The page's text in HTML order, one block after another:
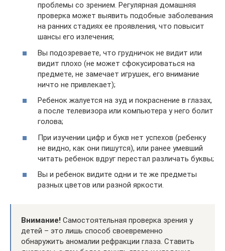
проблемы со зрением. Регулярная домашняя
проверка может выявить подобные заболевания
на ранних стадиях ее проявления, что повысит
шансы его излечения;
Вы подозреваете, что грудничок не видит или
видит плохо (не может сфокусироваться на
предмете, не замечает игрушек, его внимание
ничто не привлекает);
Ребенок жалуется на зуд и покраснение в глазах,
а после телевизора или компьютера у него болит
голова;
При изучении цифр и букв нет успехов (ребенку
не видно, как они пишутся), или ранее умевший
читать ребенок вдруг перестал различать буквы;
Вы и ребенок видите одни и те же предметы
разных цветов или разной яркости.
Внимание! Самостоятельная проверка зрения у
детей – это лишь способ своевременно
обнаружить аномалии рефракции глаза. Ставить